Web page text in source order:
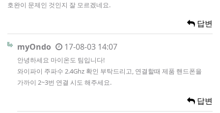
호완이 문제인 것인지 잘 모르겠네요.
답변
myOndo 17-08-03 14:07
안녕하세요 마이온도 팀입니다!
와이파이 주파수 2.4Ghz 확인 부탁드리고, 연결할때 제품 핸드폰을
가까이 2~3번 연결 시도 해주세요.
답변